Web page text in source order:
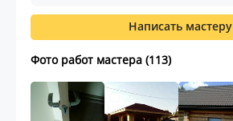
Написать мастеру
Фото работ мастера (113)